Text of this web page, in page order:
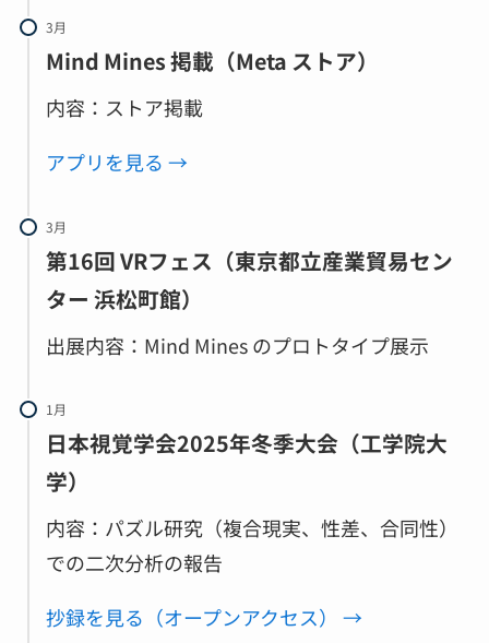
3月
Mind Mines 掲載（Meta ストア）
内容：ストア掲載
アプリを見る →
3月
第16回 VRフェス（東京都立産業貿易セン
ター 浜松町館）
出展内容：Mind Mines のプロトタイプ展示
1月
日本視覚学会2025年冬季大会（工学院大
学）
内容：パズル研究（複合現実、性差、合同性）
での二次分析の報告
抄録を見る（オープンアクセス） →